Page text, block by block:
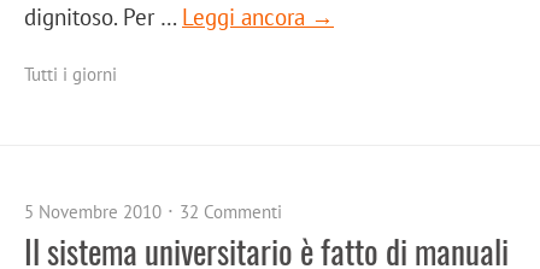
dignitoso. Per … Leggi ancora →
Tutti i giorni
5 Novembre 2010 32 Commenti
Il sistema universitario è fatto di manuali